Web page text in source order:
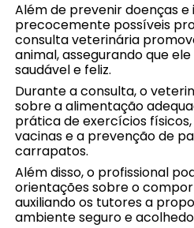
Além de prevenir doenças
precocemente possíveis
consulta veterinária
animal, assegurando que
saudável e feliz.
Durante a consulta, o
sobre a alimentação
prática de exercícios
vacinas e a prevenção de
carrapatos.
Além disso, o profissional
orientações sobre o
auxiliando os tutores a
ambiente seguro e